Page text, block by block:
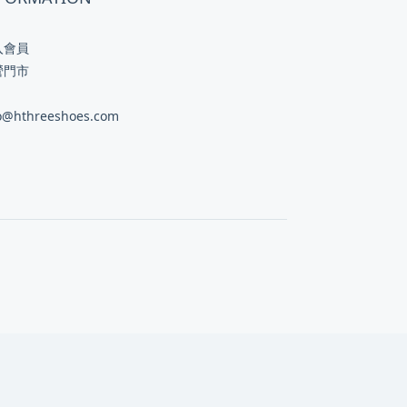
會員
門市